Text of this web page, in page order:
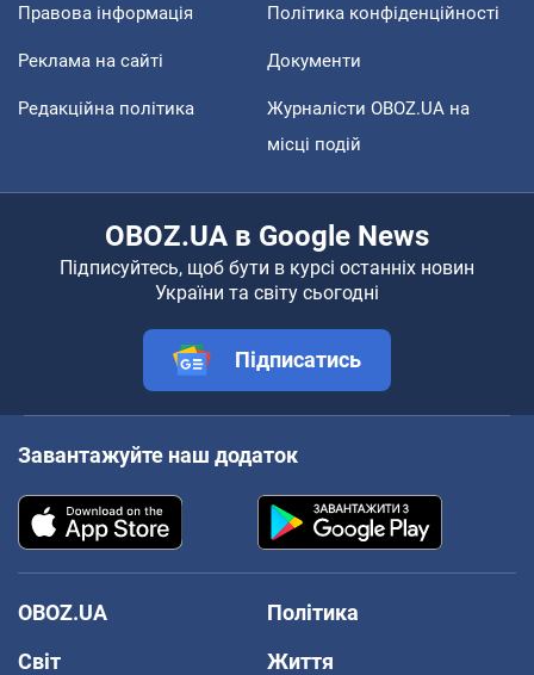
Правова інформація Політика конфіденційності
Реклама на сайті Документи
Редакційна політика
Журналісти OBOZ.UA на
місці подій
OBOZ.UA в Google News
Підписуйтесь, щоб бути в курсі останніх новин
України та світу сьогодні
Підписатись
Завантажуйте наш додаток
OBOZ.UA
Політика
Світ
Життя